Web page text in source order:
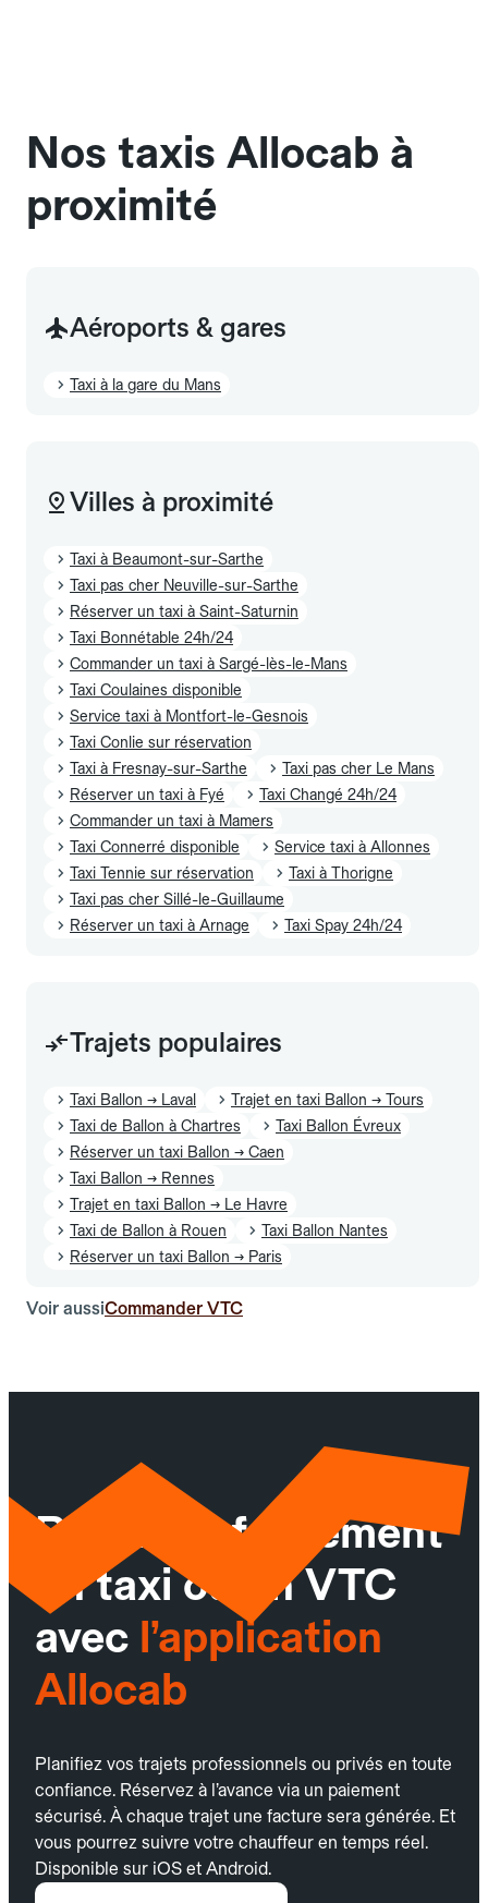
Nos taxis Allocab à
proximité
Aéroports & gares
Taxi à la gare du Mans
Villes à proximité
Taxi à Beaumont-sur-Sarthe
Taxi pas cher Neuville-sur-Sarthe
Réserver un taxi à Saint-Saturnin
Taxi Bonnétable 24h/24
Commander un taxi à Sargé-lès-le-Mans
Taxi Coulaines disponible
Service taxi à Montfort-le-Gesnois
Taxi Conlie sur réservation
Taxi à Fresnay-sur-Sarthe
Taxi pas cher Le Mans
Réserver un taxi à Fyé
Taxi Changé 24h/24
Commander un taxi à Mamers
Taxi Connerré disponible
Service taxi à Allonnes
Taxi Tennie sur réservation
Taxi à Thorigne
Taxi pas cher Sillé-le-Guillaume
Réserver un taxi à Arnage
Taxi Spay 24h/24
Trajets populaires
Taxi Ballon → Laval
Trajet en taxi Ballon → Tours
Taxi de Ballon à Chartres
Taxi Ballon Évreux
Réserver un taxi Ballon → Caen
Taxi Ballon → Rennes
Trajet en taxi Ballon → Le Havre
Taxi de Ballon à Rouen
Taxi Ballon Nantes
Réserver un taxi Ballon → Paris
Voir aussiCommander VTC
Réservez facilement
un taxi ou un VTC
avec l’application
Allocab
Planifiez vos trajets professionnels ou privés en toute
confiance. Réservez à l’avance via un paiement
sécurisé. À chaque trajet une facture sera générée. Et
vous pourrez suivre votre chauffeur en temps réel.
Disponible sur iOS et Android.